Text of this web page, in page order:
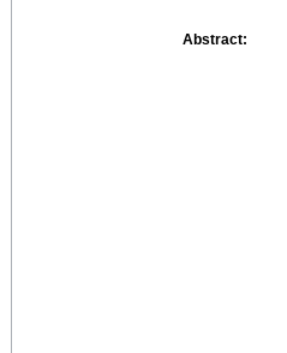
Abstract: